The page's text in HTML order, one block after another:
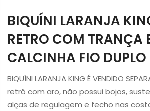
BIQUÍNI LARANJA
RETRO COM TRANÇA
CALCINHA FIO DUPLO
BIQUÍNI LARANJA KING É VENDIDO
retrô com aro, não possui bojos,
alças de regulagem e fecho nas